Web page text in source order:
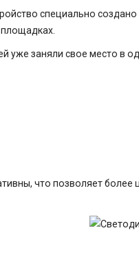
специально
уже заняли свое место в
что позволяет